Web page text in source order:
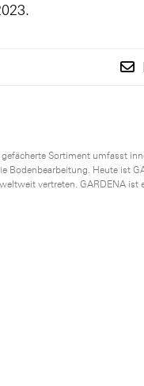
Sortiment umfasst
Bodenbearbeitung. Heute ist
vertreten. GARDENA ist